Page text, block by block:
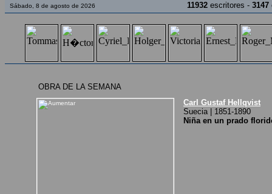
Sábado, 8 de agosto de 2026 11932 escritores - 3147
OBRA DE LA SEMANA
Carl Gustaf Hellqvist
Suecia | 1851-1890
Niña en un prado